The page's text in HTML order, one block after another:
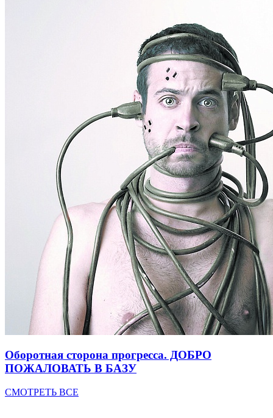
Оборотная сторона прогресса. ДОБРО
ПОЖАЛОВАТЬ В БАЗУ
СМОТРЕТЬ ВСЕ